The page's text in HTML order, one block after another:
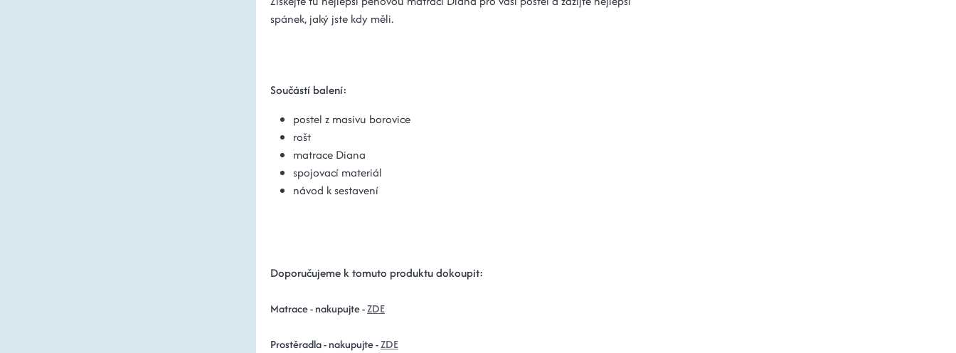
spánek, jaký jste kdy měli.
Součástí balení:
postel z masivu borovice
rošt
matrace Diana
spojovací materiál
návod k sestavení
Doporučujeme k tomuto produktu dokoupit:
Matrace - nakupujte -ZDE
Prostěradla - nakupujte -ZDE